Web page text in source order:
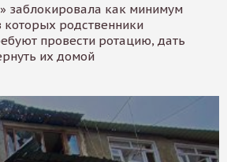
заблокировала как минимум
которых родственники
провести ротацию, дать
их домой